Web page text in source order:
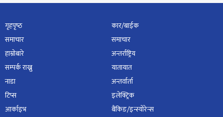
गृहपृष्‍ठ
समाचार
हाम्रोबारे
सम्पर्क राख्नु
नाडा
टिप्स
आर्काइभ
कार/बाईक
समाचार
अन्तर्राष्ट्रिय
यातायात
अन्तर्वार्ता
इलेक्ट्रिक
बैंकिङ/इन्स्योरेन्स